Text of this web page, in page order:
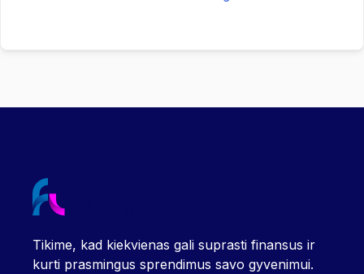
Tikime, kad kiekvienas gali suprasti finansus ir
kurti prasmingus sprendimus savo gyvenimui.